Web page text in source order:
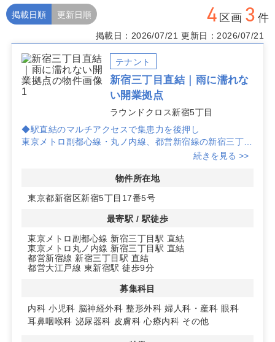
輪ニーズの取り込み、看板ではなく窓面の見え方と夜間
の明度などを重視すると成果に直結しやすくなります。
路面区画だけでなく、商業施設内や医療モール区画も来
東新宿駅での開業方針に合わせて、公開中の「東新宿駅
クリニック 物件」以外の候補も含めて個別にご提案可能
です。条件整理やエリア比較からでも、お気軽にご相談
4 区画 3 件
掲載日順 更新日順
掲載日：2026/07/21 更新日：2026/07/21
テナント
新宿三丁目直結｜雨に濡れな
い開業拠点
ラウンドクロス新宿5丁目
◆駅直結のマルチアクセスで集患力を後押し
東京メトロ副都心線・丸ノ内線、都営新宿線の新宿三丁目
駅に直結し、雨天時もスムーズに通院動線を確保。都営大
便性を高めやすい立地です。
◆約88㎡・9階区画で計画しやすいスケール
約88㎡のワンフロア区画で、受付・待合からバックヤー
耳鼻咽喉科など幅広い募集科目に対応可能なテナントとし
て検討しやすいのが特長です。
エレベーター・駐車場あり、2006年10月竣工のビルスペ
5丁目「ラウンドクロス新宿5丁目」内のテナントで、長
期運営を見据えた開業計画に適した環境です。
続きを見る >>
物件所在地
東京都新宿区新宿5丁目17番5号
最寄駅 / 駅徒歩
東京メトロ副都心線 新宿三丁目駅 直結
東京メトロ丸ノ内線 新宿三丁目駅 直結
都営新宿線 新宿三丁目駅 直結
都営大江戸線 東新宿駅 徒歩9分
募集科目
内科 小児科 脳神経外科 整形外科 婦人科・産科 眼科
耳鼻咽喉科 泌尿器科 皮膚科 心療内科 その他